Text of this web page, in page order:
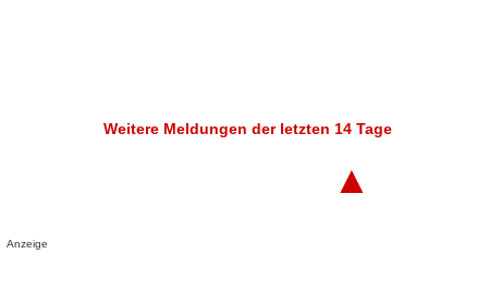
Weitere Meldungen der letzten 14 Tage
▲
Anzeige